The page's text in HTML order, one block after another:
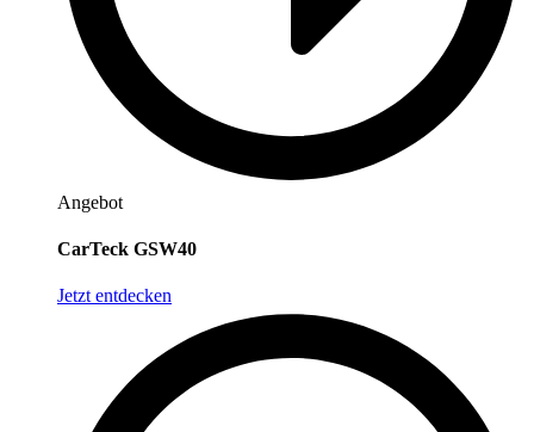
Angebot
CarTeck GSW40
Jetzt entdecken